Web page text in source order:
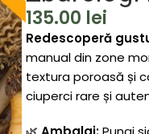
135.00 lei
Redescoperă
manual din zone
textura poroasă și
ciuperci rare și